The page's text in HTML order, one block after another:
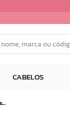
marca ou código...
CABELOS
Casa Sabonete Para as Maos Erva Doce 500ml